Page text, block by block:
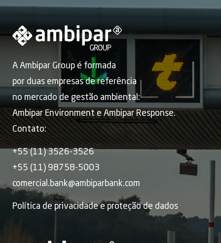
A Ambipar Group é formada
por duas empresas de referência
no mercado de gestão ambiental:
Ambipar Environment e Ambipar Response.
Contato:
+55 (11) 3526-3526
+55 (11) 98758-5003
comercial.bank@ambiparbank.com
Política de privacidade e proteção de dados